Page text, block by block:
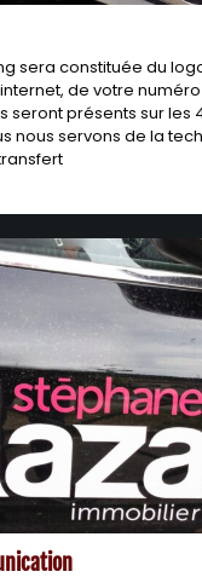
sera constituée du
de votre
seront présents sur les
nous servons de la